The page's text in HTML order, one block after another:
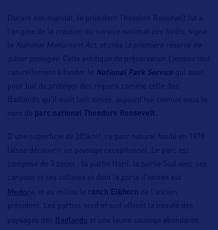
Durant son mandat, le président Theodore Roosevelt fut à
l’origine de la création du service national des forêts
, signa
le National Monument Act , et créa la première réserve de
gibier protégée
. Cette politique de préservation l’amena tout
naturellement à fonder le National Park Service qui avait
pour but de protéger des régions comme celle des
Badlands qu’il avait tant aimée, aujourd’hui connue sous le
nom de parc national Theodore Roosevelt.
D’une superficie de 285km², ce parc naturel fondé en 1978
laisse découvrir un paysage exceptionnel. Le parc est
composé de 3 zones : la partie Nord, la partie Sud avec ses
canyons et ses collines et dont la porte d’entrée est
Medora, et au milieu le ranch Elkhorn de l’ancien
président. Les parties nord et sud offrent la beauté des
paysages des Badlands et une faune sauvage abondante.